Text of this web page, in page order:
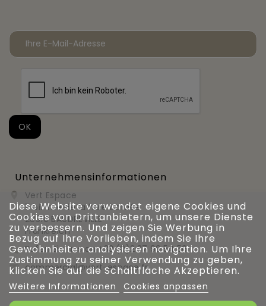
Unternehmensinformationen

Vert Espace
11 bis rue de la haie bardée
28310 BAUDREVILLE
Frankreich
 Rufen Sie uns an +33 (0)2 37 99 54 56
 commercial@vert-espace.fr
Diese Website verwendet eigene Cookies und
Cookies von Drittanbietern, um unsere Dienste
zu verbessern. Und zeigen Sie Werbung in
Bezug auf Ihre Vorlieben, indem Sie Ihre
Gewohnheiten analysieren navigation. Um Ihre
Zustimmung zu seiner Verwendung zu geben,
klicken Sie auf die Schaltfläche Akzeptieren.
Weitere Informationen Cookies anpassen